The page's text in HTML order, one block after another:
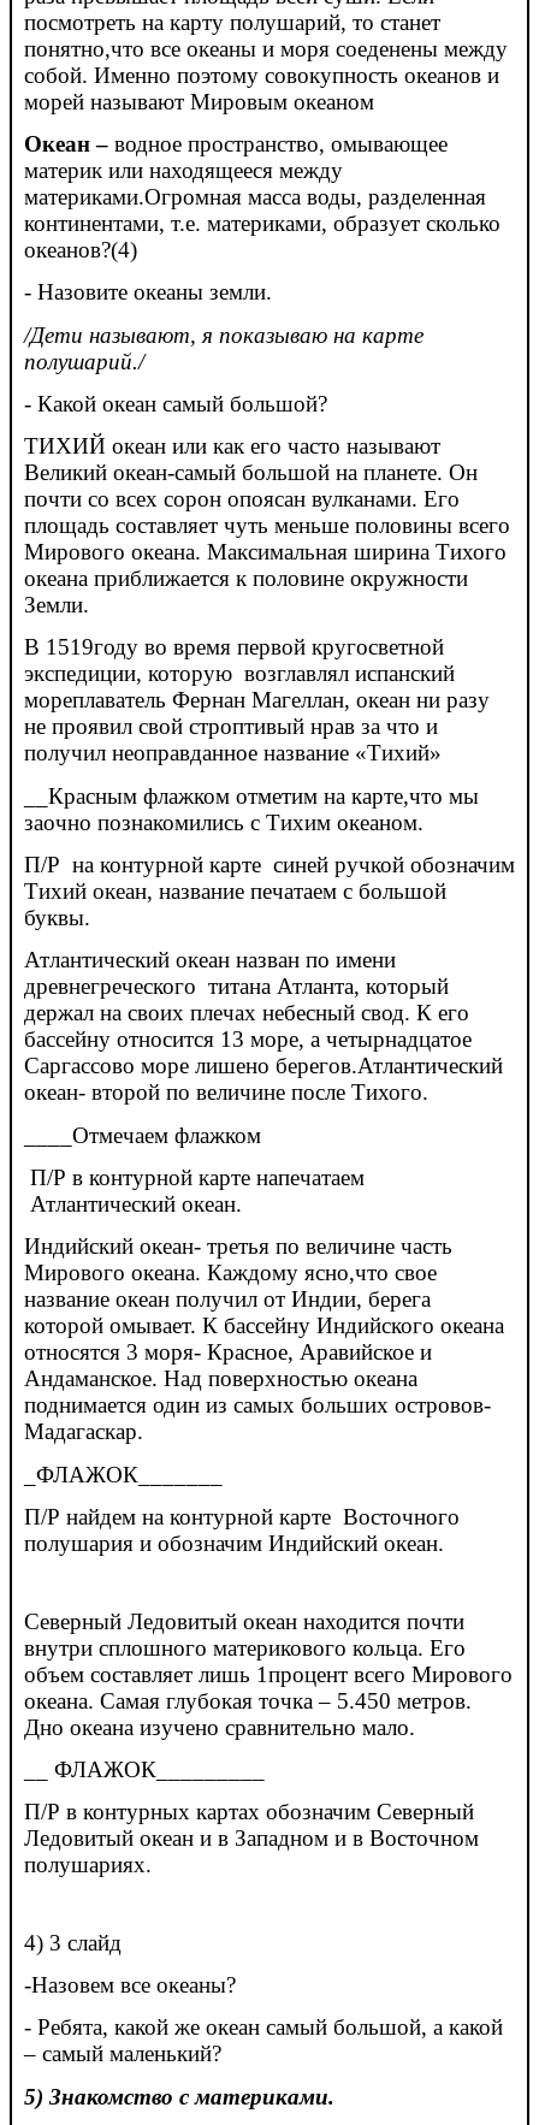
посмотреть на карту полушарий, то станет
понятно,что все океаны и моря соеденены между
собой. Именно поэтому совокупность океанов и
морей называют Мировым океаном
Океан – водное пространство, омывающее
материк или находящееся между
материками.Огромная масса воды, разделенная
континентами, т.е. материками, образует сколько
океанов?(4)
- Назовите океаны земли.
/Дети называют, я показываю на карте
полушарий./
- Какой океан самый большой?
ТИХИЙ океан или как его часто называют
Великий океан-самый большой на планете. Он
почти со всех сорон опоясан вулканами. Его
площадь составляет чуть меньше половины всего
Мирового океана. Максимальная ширина Тихого
океана приближается к половине окружности
Земли.
В 1519году во время первой кругосветной
экспедиции, которую возглавлял испанский
мореплаватель Фернан Магеллан, океан ни разу
не проявил свой строптивый нрав за что и
получил неоправданное название «Тихий»
__Красным флажком отметим на карте,что мы
заочно познакомились с Тихим океаном.
П/Р на контурной карте синей ручкой обозначим
Тихий океан, название печатаем с большой
буквы.
Атлантический океан назван по имени
древнегреческого титана Атланта, который
держал на своих плечах небесный свод. К его
бассейну относится 13 море, а четырнадцатое
Саргассово море лишено берегов.Атлантический
океан- второй по величине после Тихого.
____Отмечаем флажком
П/Р в контурной карте напечатаем
Атлантический океан.
Индийский океан- третья по величине часть
Мирового океана. Каждому ясно,что свое
название океан получил от Индии, берега
которой омывает. К бассейну Индийского океана
относятся 3 моря- Красное, Аравийское и
Андаманское. Над поверхностью океана
поднимается один из самых больших островов-
Мадагаскар.
_ФЛАЖОК_______
П/Р найдем на контурной карте Восточного
полушария и обозначим Индийский океан.
Северный Ледовитый океан находится почти
внутри сплошного материкового кольца. Его
объем составляет лишь 1процент всего Мирового
океана. Самая глубокая точка – 5.450 метров.
Дно океана изучено сравнительно мало.
__ ФЛАЖОК_________
П/Р в контурных картах обозначим Северный
Ледовитый океан и в Западном и в Восточном
полушариях.
4) 3 слайд
-Назовем все океаны?
- Ребята, какой же океан самый большой, а какой
– самый маленький?
5) Знакомство с материками.